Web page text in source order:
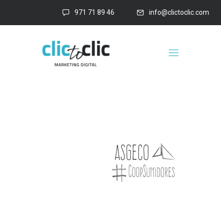
971 71 89 46 info@clictoclic.com